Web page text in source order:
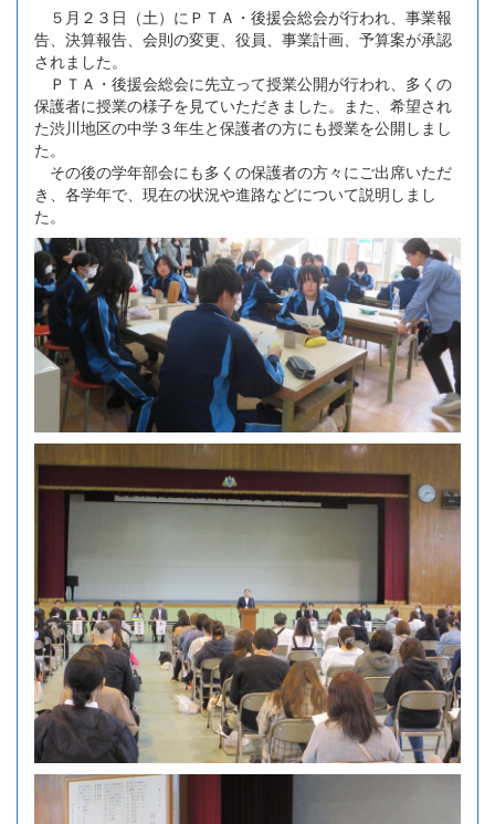
５月２３日（土）にＰＴＡ・後援会総会が行われ、事業報
告、決算報告、会則の変更、役員、事業計画、予算案が承認
されました。
ＰＴＡ・後援会総会に先立って授業公開が行われ、多くの
保護者に授業の様子を見ていただきました。また、希望され
た渋川地区の中学３年生と保護者の方にも授業を公開しまし
た。
その後の学年部会にも多くの保護者の方々にご出席いただ
き、各学年で、現在の状況や進路などについて説明しまし
た。